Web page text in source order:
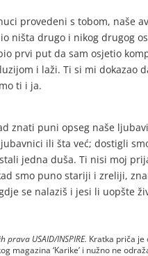
provedeni s tobom, naše
ništa drugo i nikog drugog
prvi put da sam osjetio
i laži. Ti si mi dokazao
ti i ja.
znati puni opseg naše
ili šta već; dostigli
jedna duša. Ti nisi moj
smo puno stariji i zreliji,
se nalaziš i jesi li uopšte
USAID/INSPIRE. Kratka priča
magazina ‘Karike’ i nužno ne